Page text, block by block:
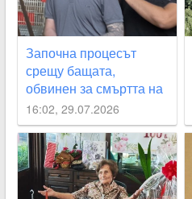
Започна процесът
срещу бащата,
обвинен за смъртта на
2-месечното си бебе
16:02, 29.07.2026